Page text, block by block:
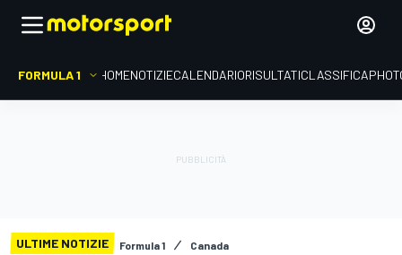
FORMULA 1 HOMENOTIZIECALENDARIORISULTATICLASSIFICA
ULTIME NOTIZIE Formula 1 Canada